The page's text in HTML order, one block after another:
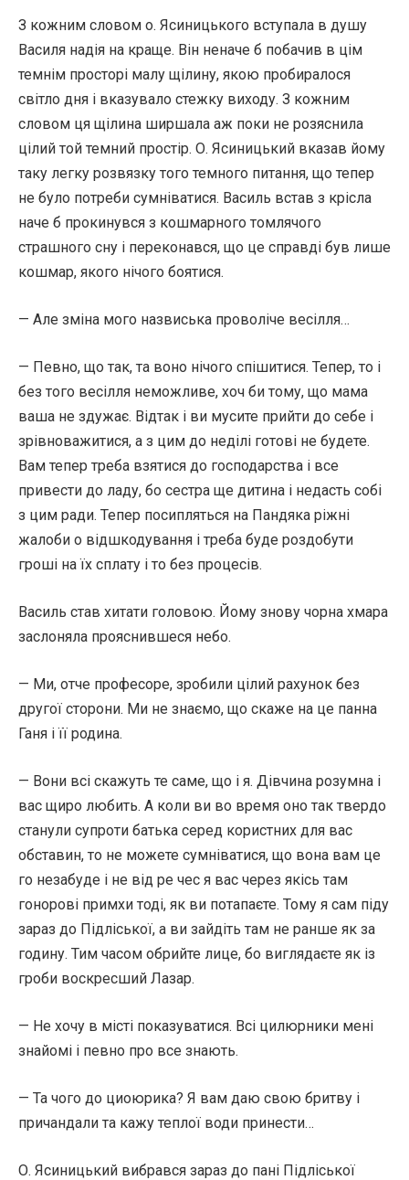
З кожним словом о. Ясиницького вступала в душу
Василя надія на краще. Він неначе б побачив в цім
темнім просторі малу щілину, якою пробиралося
світло дня і вказувало стежку виходу. З кожним
словом ця щілина ширшала аж поки не розяснила
цілий той темний простір. О. Ясиницький вказав йому
таку легку розвязку того темного питання, що тепер
не було потреби сумніватися. Василь встав з крісла
наче б прокинувся з кошмарного томлячого
страшного сну і переконався, що це справді був лише
кошмар, якого нічого боятися.
— Але зміна мого назвиська проволіче весілля…
— Певно, що так, та воно нічого спішитися. Тепер, то і
без того весілля неможливе, хоч би тому, що мама
ваша не здужає. Відтак і ви мусите прийти до себе і
зрівноважитися, а з цим до неділі готові не будете.
Вам тепер треба взятися до господарства і все
привести до ладу, бо сестра ще дитина і недасть собі
з цим ради. Тепер посипляться на Пандяка ріжні
жалоби о відшкодування і треба буде роздобути
гроші на їх сплату і то без процесів.
Василь став хитати головою. Йому знову чорна хмара
заслоняла прояснившеся небо.
— Ми, отче професоре, зробили цілий рахунок без
другої сторони. Ми не знаємо, що скаже на це панна
Ганя і її родина.
— Вони всі скажуть те саме, що і я. Дівчина розумна і
вас щиро любить. А коли ви во время оно так твердо
станули супроти батька серед користних для вас
обставин, то не можете сумніватися, що вона вам це
го незабуде і не від ре чес я вас через якісь там
гонорові примхи тоді, як ви потапаєте. Тому я сам піду
зараз до Підліської, а ви зайдіть там не ранше як за
годину. Тим часом обрийте лице, бо виглядаєте як із
гроби воскресший Лазар.
— Не хочу в місті показуватися. Всі цилюрники мені
знайомі і певно про все знають.
— Та чого до циоюрика? Я вам даю свою бритву і
причандали та кажу теплої води принести…
О. Ясиницький вибрався зараз до пані Підліської